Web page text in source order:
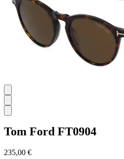
Tom Ford FT0904
235,00 €